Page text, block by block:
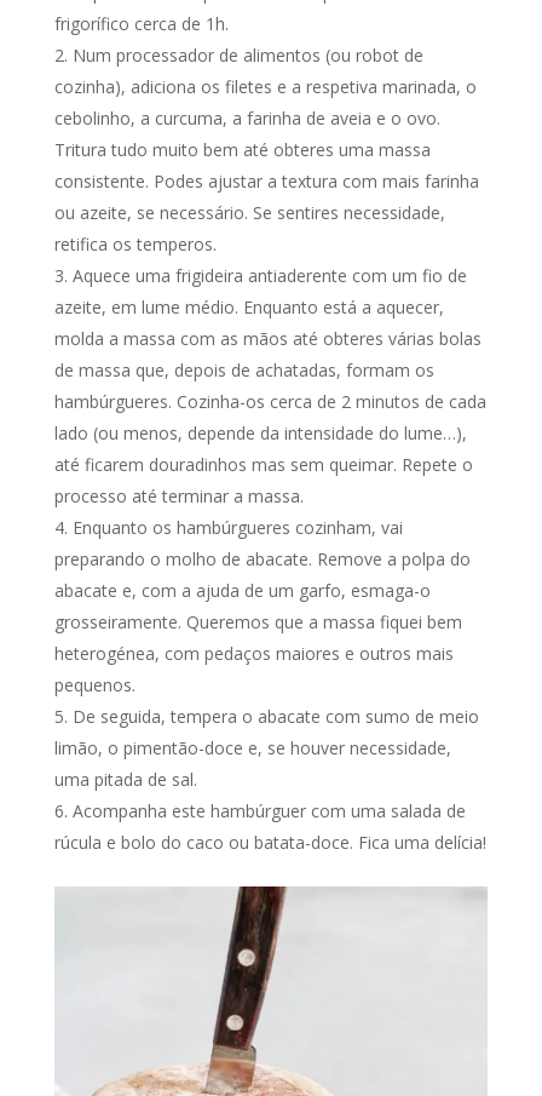
frigorífico cerca de 1h.
Num processador de alimentos (ou robot de
cozinha), adiciona os filetes e a respetiva marinada, o
cebolinho, a curcuma, a farinha de aveia e o ovo.
Tritura tudo muito bem até obteres uma massa
consistente. Podes ajustar a textura com mais farinha
ou azeite, se necessário. Se sentires necessidade,
retifica os temperos.
Aquece uma frigideira antiaderente com um fio de
azeite, em lume médio. Enquanto está a aquecer,
molda a massa com as mãos até obteres várias bolas
de massa que, depois de achatadas, formam os
hambúrgueres. Cozinha-os cerca de 2 minutos de cada
lado (ou menos, depende da intensidade do lume…),
até ficarem douradinhos mas sem queimar. Repete o
processo até terminar a massa.
Enquanto os hambúrgueres cozinham, vai
preparando o molho de abacate. Remove a polpa do
abacate e, com a ajuda de um garfo, esmaga-o
grosseiramente. Queremos que a massa fiquei bem
heterogénea, com pedaços maiores e outros mais
pequenos.
De seguida, tempera o abacate com sumo de meio
limão, o pimentão-doce e, se houver necessidade,
uma pitada de sal.
Acompanha este hambúrguer com uma salada de
rúcula e bolo do caco ou batata-doce. Fica uma delícia!